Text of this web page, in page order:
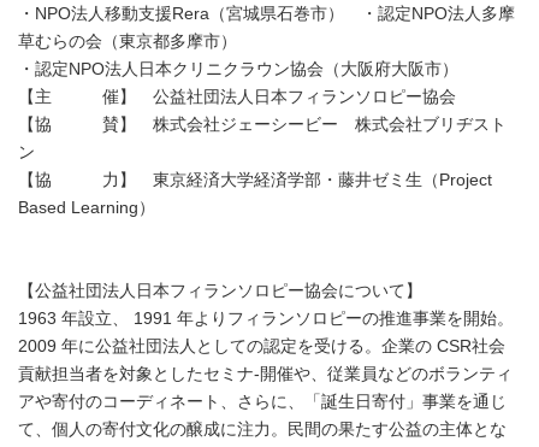
・NPO法人移動支援Rera（宮城県石巻市） ・認定NPO法人多摩
草むらの会（東京都多摩市）
・認定NPO法人日本クリニクラウン協会（大阪府大阪市）
【主 催】 公益社団法人日本フィランソロピー協会
【協 賛】 株式会社ジェーシービー 株式会社ブリヂスト
ン
【協 力】 東京経済大学経済学部・藤井ゼミ生（Project
Based Learning）
【公益社団法人日本フィランソロピー協会について】
1963 年設立、 1991 年よりフィランソロピーの推進事業を開始。
2009 年に公益社団法人としての認定を受ける。企業の CSR社会
貢献担当者を対象としたセミナ-開催や、従業員などのボランティ
アや寄付のコーディネート、さらに、「誕生日寄付」事業を通じ
て、個人の寄付文化の醸成に注力。民間の果たす公益の主体とな